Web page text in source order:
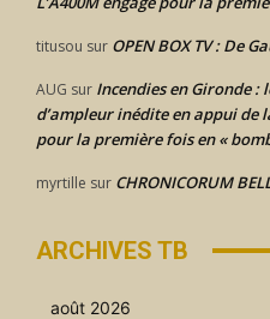
titusou sur OPEN BOX TV : De
AUG sur Incendies en Gironde
d’ampleur inédite en appui de
pour la première fois en «
myrtille sur CHRONICORUM
ARCHIVES TB
août 2026